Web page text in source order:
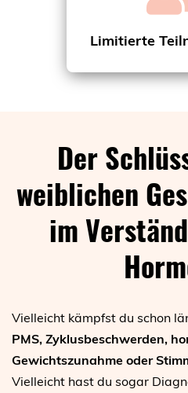
Limitierte
Der
weiblichen
im
Vielleicht kämpfst du schon
PMS, Zyklusbeschwerden,
Gewichtszunahme oder
Vielleicht hast du sogar